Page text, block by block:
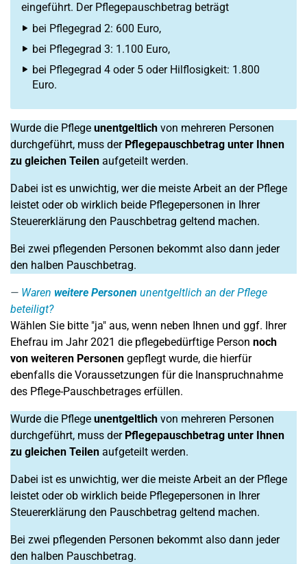
eingeführt. Der Pflegepauschbetrag beträgt
bei Pflegegrad 2: 600 Euro,
bei Pflegegrad 3: 1.100 Euro,
bei Pflegegrad 4 oder 5 oder Hilflosigkeit: 1.800
Euro.
Wurde die Pflege unentgeltlich von mehreren Personen
durchgeführt, muss derPflegepauschbetrag unter Ihnen
zu gleichen Teilen aufgeteilt werden.
Dabei ist es unwichtig, wer die meiste Arbeit an der Pflege
leistet oder ob wirklich beide Pflegepersonen in Ihrer
Steuererklärung den Pauschbetrag geltend machen.
Bei zwei pflegenden Personen bekommt also dann jeder
den halben Pauschbetrag.
Waren weitere Personen unentgeltlich an der Pflege
beteiligt?
Wählen Sie bitte "ja" aus, wenn neben Ihnen und ggf. Ihrer
Ehefrau im Jahr 2021 die pflegebedürftige Person noch
von weiteren Personen gepflegt wurde, die hierfür
ebenfalls die Voraussetzungen für die Inanspruchnahme
des Pflege-Pauschbetrages erfüllen.
Wurde die Pflege unentgeltlich von mehreren Personen
durchgeführt, muss derPflegepauschbetrag unter Ihnen
zu gleichen Teilen aufgeteilt werden.
Dabei ist es unwichtig, wer die meiste Arbeit an der Pflege
leistet oder ob wirklich beide Pflegepersonen in Ihrer
Steuererklärung den Pauschbetrag geltend machen.
Bei zwei pflegenden Personen bekommt also dann jeder
den halben Pauschbetrag.